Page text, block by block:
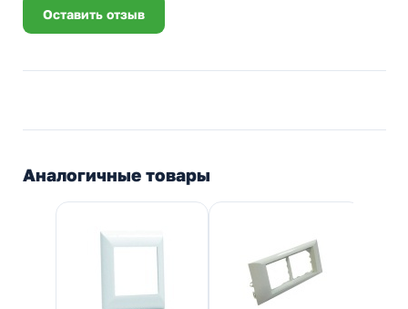
Оставить отзыв
Аналогичные товары